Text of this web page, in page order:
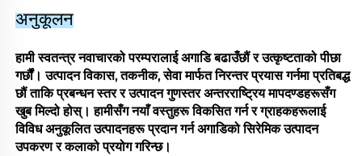
अनुकूलन
हामी स्वतन्त्र नवाचारको परम्परालाई अगाडि बढाउँछौं र उत्कृष्टताको पीछा
गर्छौं। उत्पादन विकास, तकनीक, सेवा मार्फत निरन्तर प्रयास गर्नमा प्रतिबद्ध
छौं ताकि प्रबन्धन स्तर र उत्पादन गुणस्तर अन्तरराष्ट्रिय मापदण्डहरूसँग
खुब मिल्दो होस्। हामीसँग नयाँ वस्तुहरू विकसित गर्न र ग्राहकहरूलाई
विविध अनुकूलित उत्पादनहरू प्रदान गर्न अगाडिको सिरेमिक उत्पादन
उपकरण र कलाको प्रयोग गरिन्छ।